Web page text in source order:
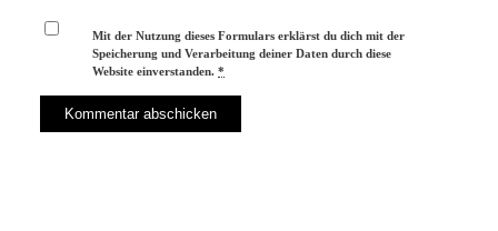
Mit der Nutzung dieses Formulars erklärst du dich mit der
Speicherung und Verarbeitung deiner Daten durch diese
Website einverstanden.*